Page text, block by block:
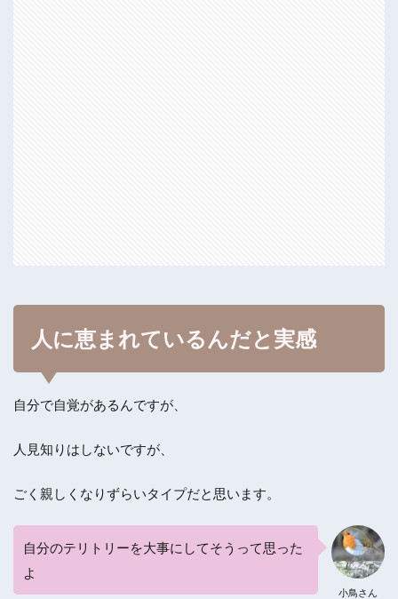
人に恵まれているんだと実感
自分で自覚があるんですが、
人見知りはしないですが、
ごく親しくなりずらいタイプだと思います。
小鳥さん
自分のテリトリーを大事にしてそうって思った
よ